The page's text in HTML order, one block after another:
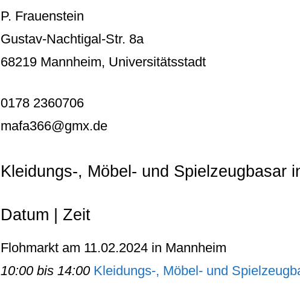
P. Frauenstein
Gustav-Nachtigal-Str. 8a
68219 Mannheim, Universitätsstadt
0178 2360706
mafa366@gmx.de
Kleidungs-, Möbel- und Spielzeugbasar
Datum | Zeit
Flohmarkt am 11.02.2024 in Mannheim
10:00 bis 14:00 Kleidungs-, Möbel- und